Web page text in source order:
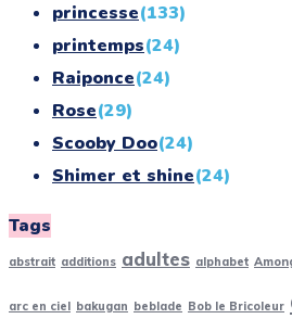
princesse(133)
printemps(24)
Raiponce(24)
Rose(29)
Scooby Doo(24)
Shimer et shine(24)
Soleil(70)
Sonic(24)
Tags
abstrait additions adultes alphabet
arc en ciel bakugan beblade Bob le Bricoleur